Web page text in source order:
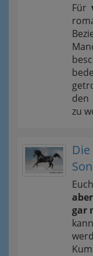
Für
den
zu
gar